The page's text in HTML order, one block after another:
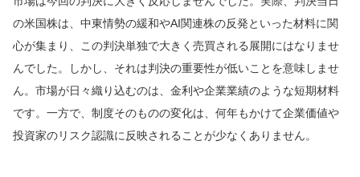
の米国株は、中東情勢の緩和やAI関連株の反発といった材料に関
心が集まり、この判決単独で大きく売買される展開にはなりませ
んでした。しかし、それは判決の重要性が低いことを意味しませ
ん。市場が日々織り込むのは、金利や企業業績のような短期材料
です。一方で、制度そのものの変化は、何年もかけて企業価値や
投資家のリスク認識に反映されることが少なくありません。